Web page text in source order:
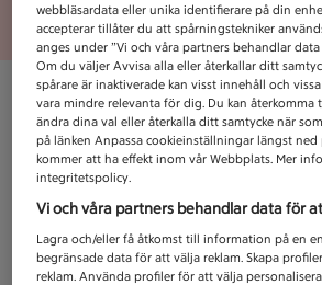
Unknown error
webbläsardata eller unika identifierare på din
accepterar tillåter du att spårningstekniker
anges under ”Vi och våra partners behandlar
Om du väljer Avvisa alla eller återkallar ditt
spårare är inaktiverade kan visst innehåll och
vara mindre relevanta för dig. Du kan
ändra dina val eller återkalla ditt samtycke när
på länken Anpassa cookieinställningar längst ned
kommer att ha effekt inom vår Webbplats. Mer
integritetspolicy.
Vi och våra partners behandlar data för
Lagra och/eller få åtkomst till information på en
begränsade data för att välja reklam. Skapa
reklam. Använda profiler för att välja